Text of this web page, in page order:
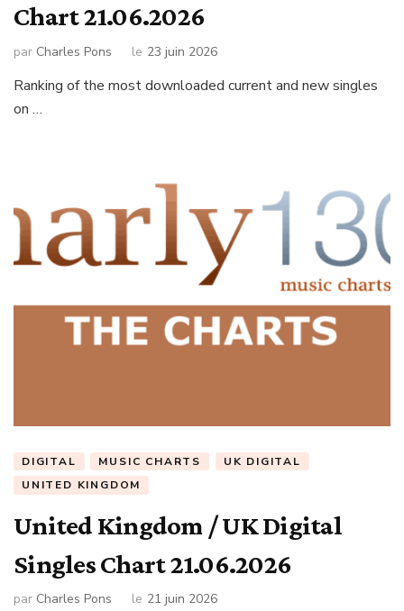
Chart 21.06.2026
par Charles Pons le 23 juin 2026
Ranking of the most downloaded current and new singles
on …
DIGITAL MUSIC CHARTS
UK DIGITAL
UNITED KINGDOM
United Kingdom / UK Digital
Singles Chart 21.06.2026
par Charles Pons le 21 juin 2026